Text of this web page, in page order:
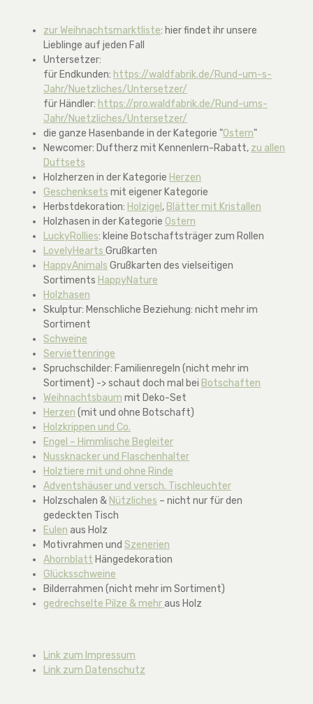
zur Weihnachtsmarktliste: hier findet ihr unsere
Lieblinge auf jeden Fall
Untersetzer:
für Endkunden: https://waldfabrik.de/Rund-um-s-
Jahr/Nuetzliches/Untersetzer/
für Händler: https://pro.waldfabrik.de/Rund-ums-
Jahr/Nuetzliches/Untersetzer/
die ganze Hasenbande in der Kategorie "Ostern"
Newcomer: Duftherz mit Kennenlern-Rabatt, zu allen
Duftsets
Holzherzen in der Kategorie Herzen
Geschenksets mit eigener Kategorie
Herbstdekoration: Holzigel , Blätter mit Kristallen
Holzhasen in der Kategorie Ostern
LuckyRollies: kleine Botschaftsträger zum Rollen
LovelyHearts Grußkarten
HappyAnimals Grußkarten des vielseitigen
Sortiments HappyNature
Holzhasen
Skulptur: Menschliche Beziehung: nicht mehr im
Sortiment
Schweine
Serviettenringe
Spruchschilder: Familienregeln (nicht mehr im
Sortiment) -> schaut doch mal bei Botschaften
Weihnachtsbaum mit Deko-Set
Herzen (mit und ohne Botschaft)
Holzkrippen und Co.
Engel – Himmlische Begleiter
Nussknacker und Flaschenhalter
Holztiere mit und ohne Rinde
Adventshäuser und versch. Tischleuchter
Holzschalen & Nützliches – nicht nur für den
gedeckten Tisch
Eulen aus Holz
Motivrahmen und Szenerien
Ahornblatt Hängedekoration
Glücksschweine
Bilderrahmen (nicht mehr im Sortiment)
gedrechselte Pilze & mehraus Holz
Link zum Impressum
Link zum Datenschutz